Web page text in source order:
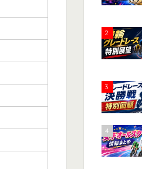
2
3
4